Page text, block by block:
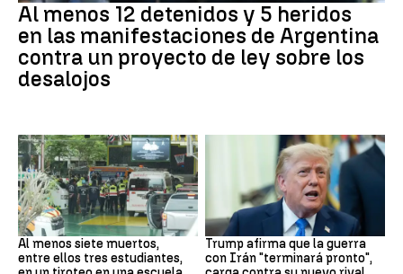
Al menos 12 detenidos y 5 heridos
en las manifestaciones de Argentina
contra un proyecto de ley sobre los
desalojos
Tailandia
Al menos siete muertos,
entre ellos tres estudiantes,
Trump
Trump afirma que la guerra
con Irán "terminará pronto",